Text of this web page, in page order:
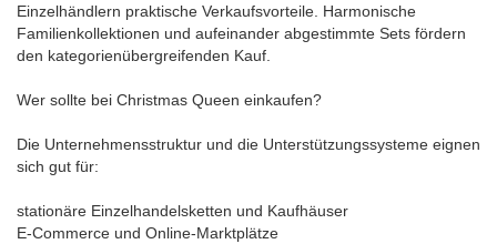
Einzelhändlern praktische Verkaufsvorteile. Harmonische
Familienkollektionen und aufeinander abgestimmte Sets fördern
den kategorienübergreifenden Kauf.
Wer sollte bei Christmas Queen einkaufen?
Die Unternehmensstruktur und die Unterstützungssysteme eignen
sich gut für:
stationäre Einzelhandelsketten und Kaufhäuser
E-Commerce und Online-Marktplätze